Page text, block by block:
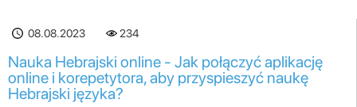
08.08.2023 234
Nauka Hebrajski online - Jak połączyć aplikację
online i korepetytora, aby przyspieszyć naukę
Hebrajski języka?